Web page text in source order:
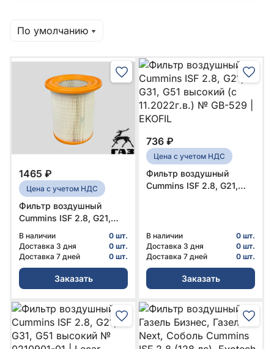
По умолчанию
1465 ₽
Цена с учетом НДС
Фильтр воздушный
Cummins ISF 2.8, G21,
11.2022г.в.) Оригинал №
.GB-529 | ГАЗ
В наличии
0 шт.
Доставка 3 дня
0 шт.
Доставка 7 дней
0 шт.
Заказать
736 ₽
Цена с учетом НДС
Фильтр воздушный
Cummins ISF 2.8, G21,
В наличии
0 шт.
Доставка 3 дня
0 шт.
Доставка 7 дней
0 шт.
Заказать